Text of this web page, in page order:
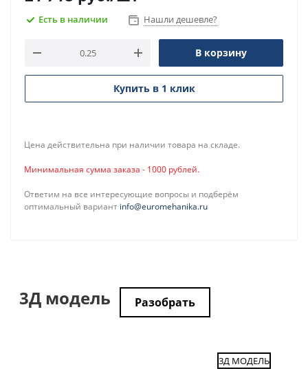
Есть в наличии Нашли дешевле?
В корзину
Купить в 1 клик
Цена действительна при наличии товара на складе.
Минимальная сумма заказа - 1000 рублей.
Ответим на все интересующие вопросы и подберём
оптимальный вариант info@euromehanika.ru
3Д модель Разобрать
3Д МОДЕЛЬ